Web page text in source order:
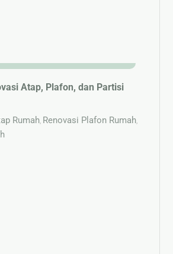
Atap, Plafon, dan Partisi
Rumah Renovasi Plafon Rumah